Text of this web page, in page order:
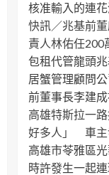
核准輸入的連
快訊／兆基前
責人林佑任200
包租代管龍頭
居蟹管理顧問
前董事長李建
高雄特斯拉一
好多人」 車主
高雄市苓雅區
時許發生一起